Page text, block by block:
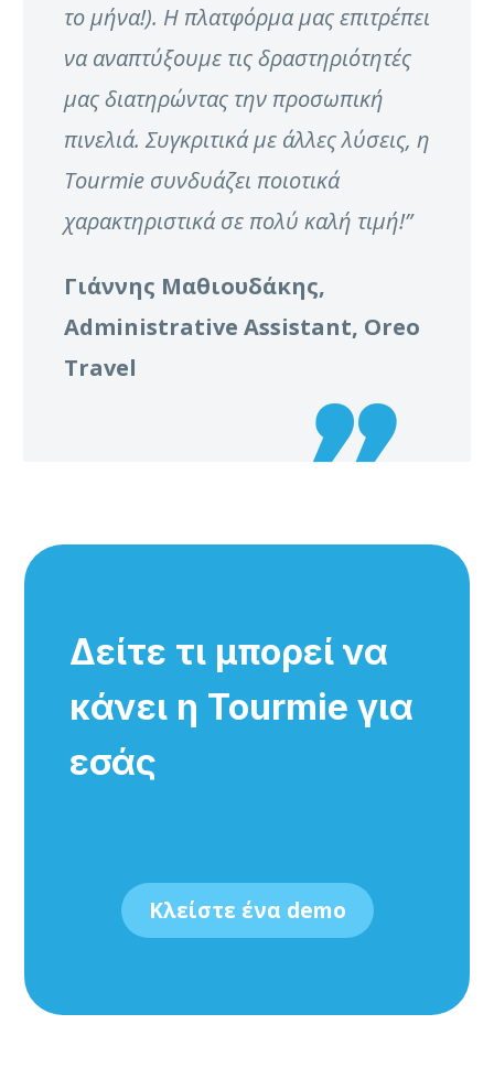
το μήνα!). Η πλατφόρμα μας επιτρέπει
να αναπτύξουμε τις δραστηριότητές
μας διατηρώντας την προσωπική
πινελιά. Συγκριτικά με άλλες λύσεις, η
Tourmie συνδυάζει ποιοτικά
χαρακτηριστικά σε πολύ καλή τιμή!”
Γιάννης Μαθιουδάκης,
Αdministrative Assistant, Oreo
Travel
Δείτε τι μπορεί να
κάνει η Tourmie για
εσάς
Κλείστε ένα demo